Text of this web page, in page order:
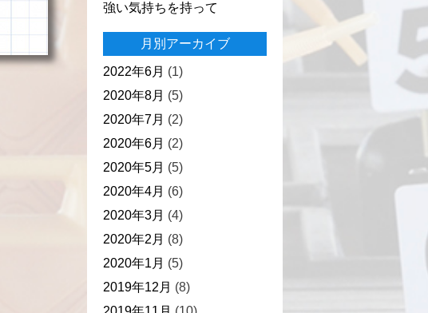
強い気持ちを持って
月別アーカイブ
2022年6月 (1)
2020年8月 (5)
2020年7月 (2)
2020年6月 (2)
2020年5月 (5)
2020年4月 (6)
2020年3月 (4)
2020年2月 (8)
2020年1月 (5)
2019年12月 (8)